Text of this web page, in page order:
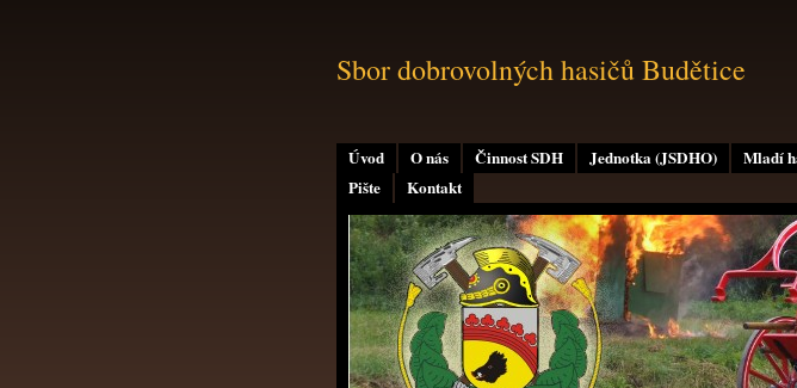
Úvod O nás Činnost SDH Jednotka (JSDHO) Mladí
Pište
Kontakt
Sbor dobrovolných hasičů Budětice